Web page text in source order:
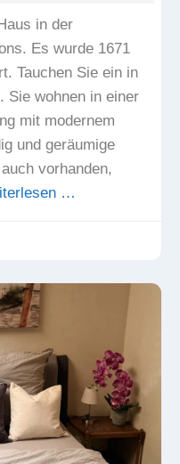
in der
Es wurde 1671
Tauchen Sie ein in
Sie wohnen in einer
mit modernem
und geräumige
vorhanden,
…